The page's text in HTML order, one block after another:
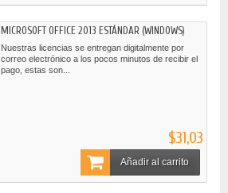
MICROSOFT OFFICE 2013 ESTÁNDAR (WINDOWS)
Nuestras licencias se entregan digitalmente por
correo electrónico a los pocos minutos de recibir el
pago, estas son...
$31,03
Añadir al carrito